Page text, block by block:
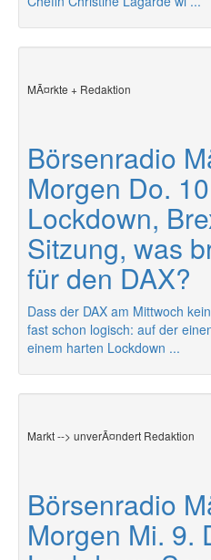
MÃ¤rkte + Redaktion
Börsenradio
Morgen Do.
Lockdown,
Sitzung, was
für den DAX?
Dass der DAX am Mittwoch
fast schon logisch: auf der
einem harten Lockdown ...
Markt --> unverÃ¤ndert Redaktion
Börsenradio
Morgen Mi. 9.